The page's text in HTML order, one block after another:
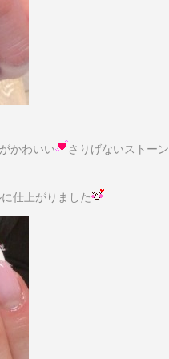
かわいい
さりげないストーン
仕上がりました